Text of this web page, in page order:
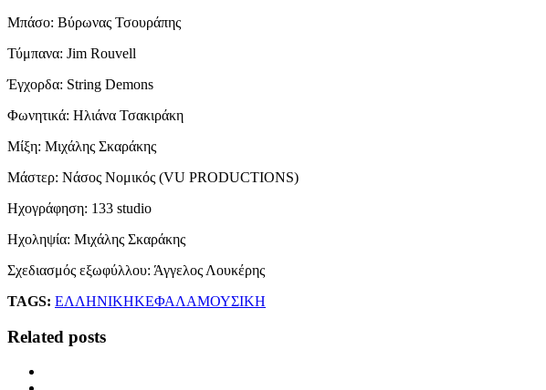
Μπάσο: Βύρωνας Τσουράπης
Τύμπανα: Jim Rouvell
Έγχορδα: String Demons
Φωνητικά: Ηλιάνα Τσακιράκη
Μίξη: Μιχάλης Σκαράκης
Μάστερ: Νάσος Νομικός (VU PRODUCTIONS)
Ηχογράφηση: 133 studio
Ηχοληψία: Μιχάλης Σκαράκης
Σχεδιασμός εξωφύλλου: Άγγελος Λουκέρης
TAGS: ΕΛΛΗΝΙΚΗΚΕΦΑΛΑΜΟΥΣΙΚΗ
Related posts